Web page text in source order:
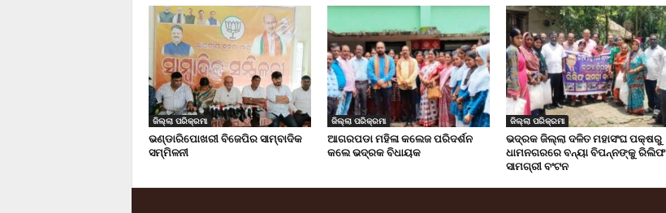
ଜିଲ୍ଲା ପରିକ୍ରମା
ଭଣ୍ଡାରିପୋଖରୀ ବିଜେପିର ସାମ୍ବାଦିକ
ସମ୍ମିଳନୀ
ଜିଲ୍ଲା ପରିକ୍ରମା
ଆଗରପଡା ମହିଳା କଲେଜ ପରିଦର୍ଶନ
କଲେ ଭଦ୍ରକ ବିଧାୟକ
ଜିଲ୍ଲା ପରିକ୍ରମା
ଭଦ୍ରକ ଜିଲ୍ଲା ଦଳିତ ମହାସଂଘ ପକ୍ଷରୁ
ଧାମନଗରରେ ବନ୍ୟା ବିପନ୍ନଙ୍କୁ ରିଲିଫ
ସାମଗ୍ରୀ ବଂଟନ